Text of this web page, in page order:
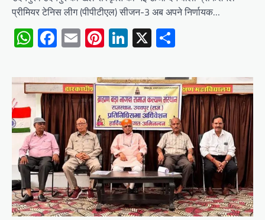
प्रीमियर टेनिस लीग (पीपीटीएल) सीजन-3 अब अपने निर्णायक…
WhatsApp
Facebook
EmailPinterest
LinkedIn
X